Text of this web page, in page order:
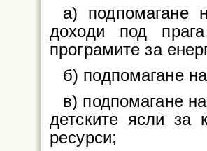
а) подпомагане
доходи под
програмите за
б) подпомагане
в) подпомагане
детските ясли за
ресурси;